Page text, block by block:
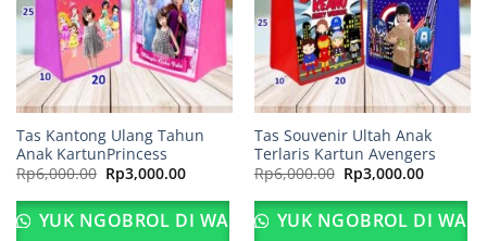
Tas Kantong Ulang Tahun
Anak KartunPrincess
Rp6,000.00 Harga
aslinya
adalah:
Rp6,000.00.
Rp3,000.00Harga
ini
adalah:
Rp3,000.00.
YUK NGOBROL DI WA
Tas Souvenir Ultah Anak
Terlaris Kartun Avengers
Rp6,000.00 Harga
aslinya
adalah:
Rp6,000.00.
Rp3,000.00Harga
ini
adalah:
YUK NGOBROL DI WA